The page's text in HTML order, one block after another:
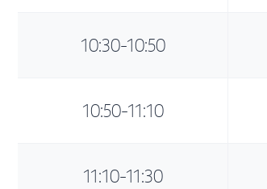
10:30-10:50
10:50-11:10
11:10-11:30